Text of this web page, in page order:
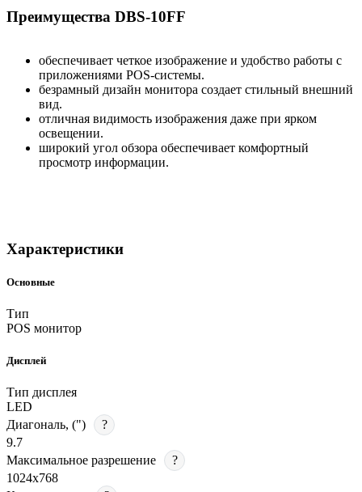
Преимущества DBS-10FF
обеспечивает четкое изображение и удобство работы с
приложениями POS-системы.
безрамный дизайн монитора создает стильный внешний
вид.
отличная видимость изображения даже при ярком
освещении.
широкий угол обзора обеспечивает комфортный
просмотр информации.
Характеристики
Основные
Тип
POS монитор
Дисплей
Тип дисплея
LED
Диагональ, (")
?
9.7
Максимальное разрешение
?
1024х768